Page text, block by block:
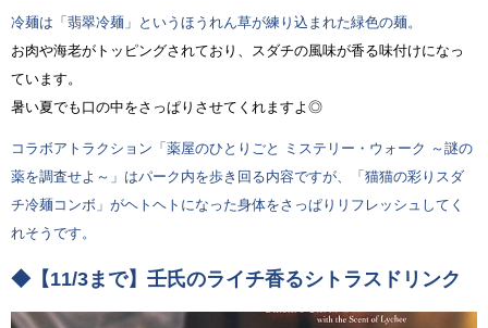
冷麺は「翡翠冷麺」というほうれん草が練り込まれた緑色の麺。
お肉や海老がトッピングされており、スダチの風味が香る味付けになっ
ています。
暑い夏でも口の中をさっぱりさせてくれますよ◎
コラボアトラクション「薬屋のひとりごと ミステリー・ウォーク ～謎の
薬を調査せよ～」はパーク内を歩き回る内容ですが、「猫猫の彩りスダ
チ冷麺コンボ」がヘトヘトになった身体をさっぱりリフレッシュしてく
れそうです。
◆【11/3まで】壬氏のライチ香るシトラスドリンク